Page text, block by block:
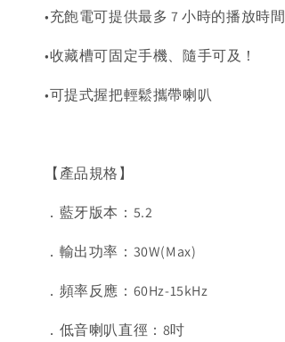
•充飽電可提供最多 7 小時的播放時間
•收藏槽可固定手機、隨手可及！
•可提式握把輕鬆攜帶喇叭
【產品規格】
．藍牙版本：5.2
．輸出功率：30W(Max)
．頻率反應：60Hz-15kHz
．低音喇叭直徑：8吋